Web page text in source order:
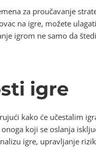
za proučavanje
na igre, možete
igrom ne samo da
igre
kako će učestalim
koji se oslanja
igre, upravljanje